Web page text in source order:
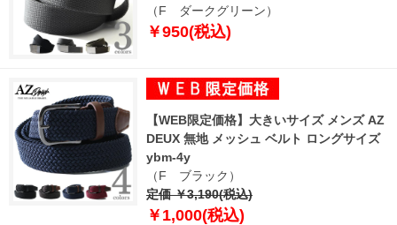
（F ダークグリーン）
￥950(税込)
【WEB限定価格】大きいサイズ メンズ AZ
DEUX 無地 メッシュ ベルト ロングサイズ
ybm-4y
（F ブラック）
定価 ￥3,190(税込)
￥1,000(税込)